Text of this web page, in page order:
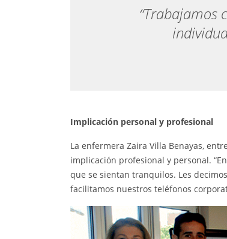
“Trabajamos
Implicación personal y profesional
La enfermera Zaira Villa Benayas,
implicación profesional y personal.
que se sientan tranquilos. Les
facilitamos nuestros teléfonos